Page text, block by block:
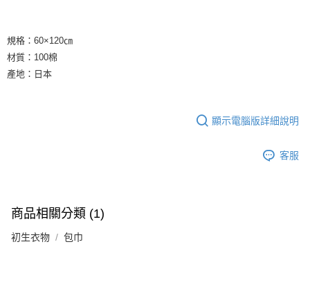
規格：60×120㎝
材質：100棉
產地：日本
顯示電腦版詳細說明
客服
商品相關分類 (1)
初生衣物 包巾